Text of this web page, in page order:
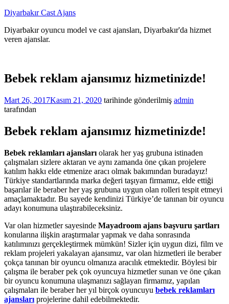
İçeriğe
Diyarbakır Cast Ajans
Diyarbakır oyuncu model ve cast ajansları, Diyarbakır'da hizmet
veren ajanslar.
Bebek reklam ajansımız hizmetinizde!
Mart 26, 2017Kasım 21, 2020 tarihinde gönderilmiş admin
tarafından
Bebek reklam ajansımız hizmetinizde!
Bebek reklamları ajansları olarak her yaş grubuna istinaden
çalışmaları sizlere aktaran ve aynı zamanda öne çıkan projelere
katılım hakkı elde etmenize aracı olmak bakımından buradayız!
Türkiye standartlarında marka değeri taşıyan firmamız, elde ettiği
başarılar ile beraber her yaş grubuna uygun olan rolleri tespit etmeyi
amaçlamaktadır. Bu sayede kendinizi Türkiye’de tanınan bir oyuncu
adayı konumuna ulaştırabileceksiniz.
Var olan hizmetler sayesinde Mayadroom ajans başvuru şartları
konularına ilişkin araştırmalar yapmak ve daha sonrasında
katılımınızı gerçekleştirmek mümkün! Sizler için uygun dizi, film ve
reklam projeleri yakalayan ajansımız, var olan hizmetleri ile beraber
çokça tanınan bir oyuncu olmanıza aracılık etmektedir. Böylesi bir
çalışma ile beraber pek çok oyuncuya hizmetler sunan ve öne çıkan
bir oyuncu konumuna ulaşmanızı sağlayan firmamız, yapılan
çalışmaları ile beraber her yıl birçok oyuncuyu bebek reklamları
ajansları projelerine dahil edebilmektedir.